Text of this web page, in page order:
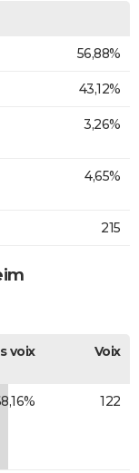
56,88%
43,12%
3,26%
4,65%
215
voix Voix
122